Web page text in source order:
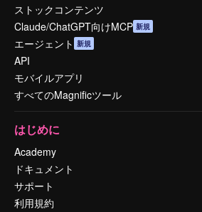
ストックコンテンツ
Claude/ChatGPT向けMCP 新規
エージェント 新規
API
モバイルアプリ
すべてのMagnificツール
はじめに
Academy
ドキュメント
サポート
利用規約